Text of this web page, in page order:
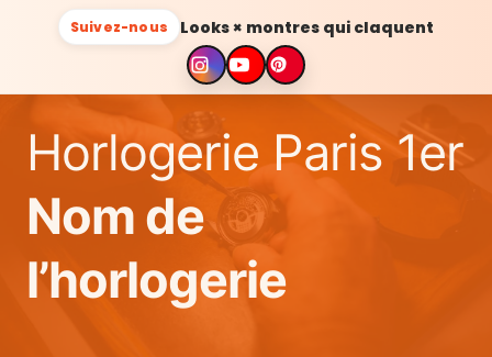
Suivez-nous Looks × montres qui claquent
Horlogerie Paris 1er
Nom de
l’horlogerie